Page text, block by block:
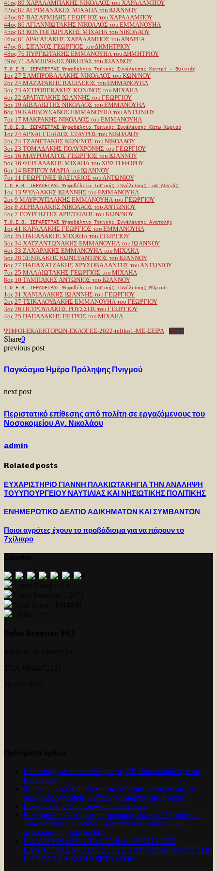
41ος 89 ΧΑΡΑΛΑΜΠΑΚΗΣ ΝΙΚΟΛΑΟΣ του ΧΑΡΑΛΑΜΠΟΥ
42ος 87 ΑΓΡΙΜΑΝΑΚΗΣ ΜΙΧΑΗΛ του ΙΩΑΝΝΟΥ
43ος 87 ΒΑΣΑΡΜΙΔΗΣ ΓΕΩΡΓΙΟΣ του ΧΑΡΑΛΑΜΠΟΥ
44ος 86 ΑΓΙΑΝΝΙΩΤΑΚΗΣ ΝΙΚΟΛΑΟΣ του ΕΜΜΑΝΟΥΗΛ
45ος 83 ΚΟΝΤΟΓΙΩΡΓΑΚΗΣ ΜΙΧΑΗΛ του ΝΙΚΟΛΑΟΥ
46ος 81 ΔΡΑΓΑΣΑΚΗΣ ΧΑΡΑΛΑΜΠΟΣ του ΑΝΔΡΕΑ
47ος 81 ΣΙΓΑΝΟΣ ΓΕΩΡΓΙΟΣ του ΔΗΜΗΤΡΙΟΥ
48ος 76 ΠΥΡΓΙΩΤΑΚΗΣ ΕΜΜΑΝΟΥΗΛ του ΔΗΜΗΤΡΙΟΥ
49ος 71 ΛΑΜΠΡΑΚΗΣ ΝΙΚΗΤΑΣ του ΙΩΑΝΝΟΥ
Τ.Ο.Ε.Β. ΙΕΡΑΠΕΤΡΑΣ Ψηφοδέλτιο Τοπικής Συνέλευσης Κεντρί - Βαϊνιάς
1ος 27 ΣΑΜΠΡΟΒΑΛΑΚΗΣ ΝΙΚΟΛΑΟΣ του ΚΩΝ/ΝΟΥ
2ος 24 ΜΑΖΑΡΑΚΗΣ ΒΑΣΙΛΕΙΟΣ του ΕΜΜΑΝΟΥΗΛ
3ος 23 ΑΣΤΡΟΠΕΚΑΚΗΣ ΚΩΝ/ΝΟΣ του ΜΙΧΑΗΛ
4ος 22 ΔΡΑΓΑΤΑΚΗΣ ΙΩΑΝΝΗΣ του ΓΕΩΡΓΙΟΥ
5ος 19 ΑΙΒΑΛΙΩΤΗΣ ΝΙΚΟΛΑΟΣ του ΕΜΜΑΝΟΥΗΛ
6ος 19 ΚΑΒΒΟΥΣΑΝΟΣ ΕΜΜΑΝΟΥΗΛ του ΑΝΤΩΝΙΟΥ
7ος 17 ΜΑΚΡΑΚΗΣ ΝΙΚΟΛΑΟΣ του ΕΜΜΑΝΟΥΗΛ
Τ.Ο.Ε.Β. ΙΕΡΑΠΕΤΡΑΣ Ψηφοδέλτιο Τοπικής Συνέλευσης Κάτω Χωριού
1ος 24 ΑΡΧΑΓΓΕΛΙΔΗΣ ΣΤΑΥΡΟΣ του ΝΙΚΟΛΑΟΥ
2ος 24 ΤΖΑΝΕΤΑΚΗΣ ΚΩΝ/ΝΟΣ του ΝΙΚΟΛΑΟΥ
3ος 23 ΤΟΜΑΔΑΚΗΣ ΠΟΛΥΧΡΟΝΗΣ του ΓΕΩΡΓΙΟΥ
4ος 16 ΜΑΥΡΟΜΑΤΟΣ ΓΕΩΡΓΙΟΣ του ΙΩΑΝΝΟΥ
5ος 16 ΦΕΡΓΑΔΑΚΗΣ ΜΙΧΑΗΛ του ΧΡΙΣΤΟΦΟΡΟΥ
6ος 14 ΒΕΡΙΓΟΥ ΜΑΡΙΑ του ΙΩΑΝΝΟΥ
7ος 11 ΓΕΩΡΓΙΝΕΣ ΒΑΣΙΛΕΙΟΣ του ΑΝΤΩΝΙΟΥ
Τ.Ο.Ε.Β. ΙΕΡΑΠΕΤΡΑΣ Ψηφοδέλτιο Τοπικής Συνέλευσης Γρα Λυγιάς
1ος 13 ΨΥΛΛΑΚΗΣ ΙΩΑΝΝΗΣ του ΕΜΜΑΝΟΥΗΛ
2ος 9 ΜΑΥΡΟΥΠΛΑΚΗΣ ΕΜΜΑΝΟΥΗΛ του ΓΕΩΡΓΙΟΥ
3ος 8 ΖΕΡΒΑΛΑΚΗΣ ΝΙΚΟΛΑΟΣ του ΑΝΤΩΝΙΟΥ
4ος 7 ΓΟΥΡΓΙΩΤΗΣ ΑΡΙΣΤΕΙΔΗΣ του ΚΩΝ/ΝΟΥ
Τ.Ο.Ε.Β. ΙΕΡΑΠΕΤΡΑΣ Ψηφοδέλτιο Τοπικής Συνέλευσης Ανατολής
1ος 41 ΚΑΡΑΛΑΚΗΣ ΓΕΩΡΓΙΟΣ του ΕΜΜΑΝΟΥΗΛ
2ος 35 ΠΑΠΑΔΑΚΗΣ ΜΙΧΑΗΛ του ΓΕΩΡΓΙΟΥ
3ος 34 ΧΑΤΖΑΝΤΩΝΑΚΗΣ ΕΜΜΑΝΟΥΗΛ του ΙΩΑΝΝΟΥ
4ος 33 ΖΑΧΑΡΑΚΗΣ ΕΜΜΑΝΟΥΗΛ του ΜΙΧΑΗΛ
5ος 28 ΞΕΝΙΚΑΚΗΣ ΚΩΝΣΤΑΝΤΙΝΟΣ του ΙΩΑΝΝΟΥ
6ος 27 ΠΑΠΑΧΑΤΖΑΚΗΣ ΧΡΥΣΟΒΑΛΑΝΤΗΣ του ΑΝΤΩΝΙΟΥ
7ος 25 ΜΑΛΛΙΩΤΑΚΗΣ ΓΕΩΡΓΙΟΣ του ΜΙΧΑΗΛ
8ος 10 ΤΑΜΠΑΚΗΣ ΑΝΤΩΝΙΟΣ του ΙΩΑΝΝΟΥ
Τ.Ο.Ε.Β. ΙΕΡΑΠΕΤΡΑΣ Ψηφοδέλτιο Τοπικής Συνέλευσης Μύρτου
1ος 31 ΧΑΝΙΑΛΑΚΗΣ ΙΩΑΝΝΗΣ του ΓΕΩΡΓΙΟΥ
2ος 27 ΤΣΙΚΑΛΟΥΔΑΚΗΣ ΕΜΜΑΝΟΥΗΛ του ΓΕΩΡΓΙΟΥ
3ος 26 ΠΕΤΡΟΥΛΑΚΗΣ ΡΟΥΣΣΟΣ του ΓΕΩΡΓΙΟΥ
4ος 25 ΠΑΠΑΔΑΚΗΣ ΠΕΤΡΟΣ του ΜΙΧΑΗΛ
ΨΗΦΟΙ-ΕΚΛΕΚΤΟΡΩΝ-ΕΚΛΟΓΕΣ-2022-teliko1-ΜΕ-ΣΕΙΡΑ Λήψη
Share0
previous post
Παγκόσμια Ημέρα Πρόληψης Πνιγμού
next post
Περιστατικό επίθεσης από πολίτη σε εργαζόμενους του
Νοσοκομείου Αγ. Νικολάου
admin
Related posts
ΕΥΧΑΡΙΣΤΗΡΙΟ ΓΙΑΝΝΗ ΠΛΑΚΙΩΤΑΚΗΓΙΑ ΤΗΝ ΑΝΑΛΗΨΗ
ΤΟΥΥΠΟΥΡΓΕΙΟΥ ΝΑΥΤΙΛΙΑΣ ΚΑΙ ΝΗΣΙΩΤΙΚΗΣ ΠΟΛΙΤΙΚΗΣ
ΕΝΗΜΕΡΩΤΙΚΟ ΔΕΛΤΙΟ ΑΔΙΚΗΜΑΤΩΝ ΚΑΙ ΣΥΜΒΑΝΤΩΝ
Ποιοι αγρότες έχουν το προβάδισμα για να πάρουν το
7χίλιαρο
Νέα εποχή για το καταστημα της ΑΒ Βασιλόπουλος στην
Ιεράπετρα!
61 εκατ. ευρώ στήριξη για τα λιπάσματα ανακοίνωσε ο
υπουργός Αγροτικής Ανάπτυξης Μαργαρίτης Σχοινάς
Πυρκαγια στο Κουτσουναρι Ιεραπετρας.
Βενεζουέλα: Ο χειρότερος σεισμός εδώ και 126 χρόνια –
Τουλάχιστον 164 νεκροί, ψάχνουν πάνω από 21.000
αγνοούμενους (pics&vids)
ΠΑΝΗΓΥΡΊΖΟΥΝ ΤΑ ΓΕΝΙΚΑ ΛΥΚΕΙΑ ΤΗΣ
ΙΕΡΑΠΕΤΡΑΣ ΜΕ 33% ΣΤΟΥΣ ΥΨΗΛΟΒΑΘΜΟΥΣ ΤΩΝ
ΠΑΝΕΛΛΑΔΙΚΩΝ ΕΞΕΤΑΣΕΩΝ